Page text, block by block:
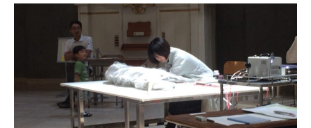
展示会(41)
産学連携(16)
(39)
講義授業「プロダクトデザイン
(11)